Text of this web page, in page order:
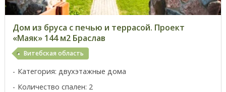
Дом из бруса с печью и террасой. Проект
«Маяк» 144 м2 Браслав
Витебская область
Категория: двухэтажные дома
Количество спален: 2